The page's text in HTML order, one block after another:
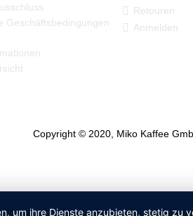
Geschäftsbedingungen
Retouren
Anmelden
Copyright © 2020, Miko Kaffee
um ihre Dienste anzubieten, stetig